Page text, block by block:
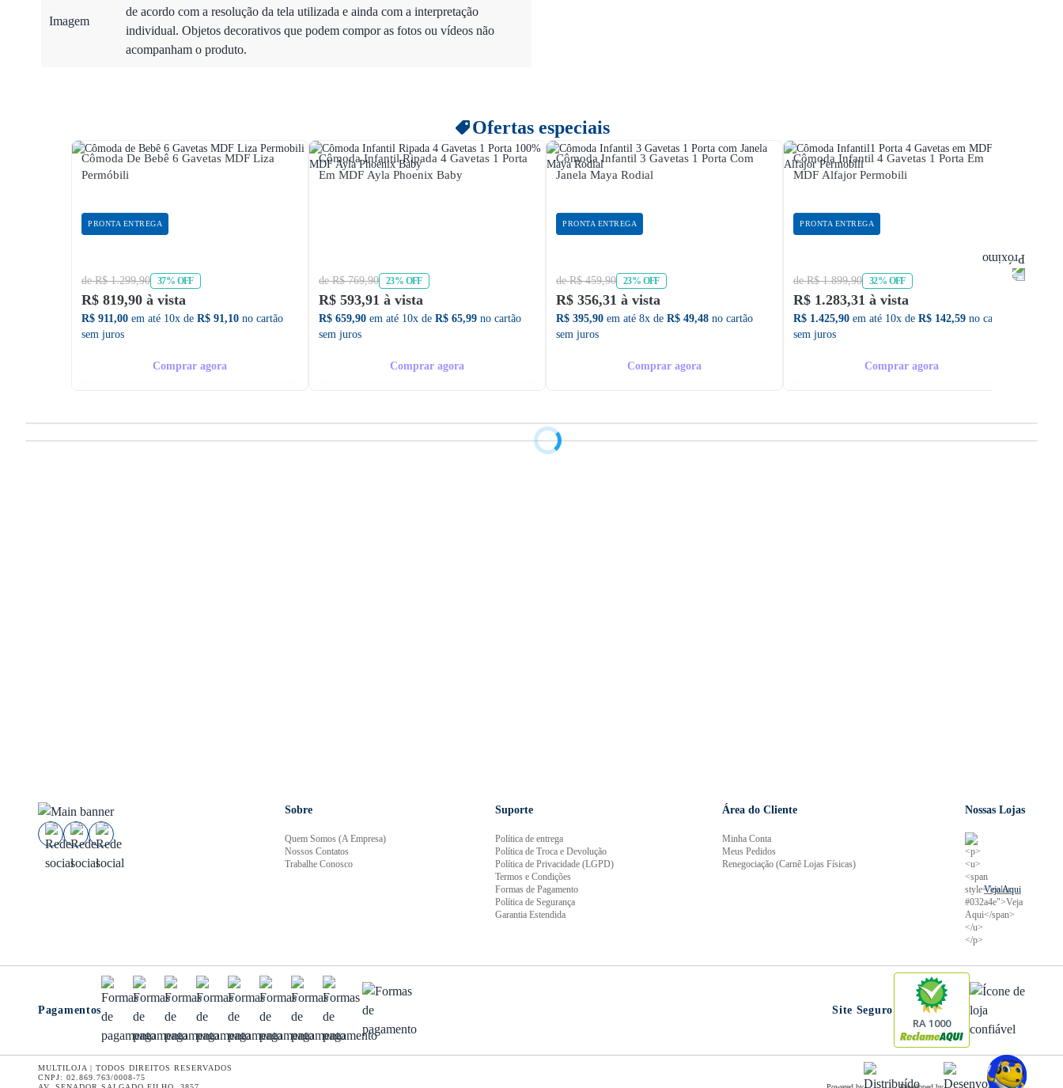
Imagem
de acordo com a resolução da tela utilizada e ainda com a interpretação
individual. Objetos decorativos que podem compor as fotos ou vídeos não
acompanham o produto.
Ofertas especiais
Cômoda De Bebê 6 Gavetas MDF Liza
Permóbili
PRONTA ENTREGA
de R$ 1.299,90 37% OFF
R$ 819,90 à vista
R$ 911,00 em até 10x de R$ 91,10 no cartão
sem juros
Comprar agora
Cômoda Infantil Ripada 4 Gavetas 1 Porta
Em MDF Ayla Phoenix Baby
de R$ 769,90 23% OFF
R$ 593,91 à vista
R$ 659,90 em até 10x de R$ 65,99 no cartão
sem juros
Comprar agora
Cômoda Infantil 3 Gavetas 1 Porta Com
Janela Maya Rodial
PRONTA ENTREGA
de R$ 459,90 23% OFF
R$ 356,31 à vista
R$ 395,90 em até 8x de R$ 49,48 no cartão
sem juros
Comprar agora
Cômoda Infantil 4 Gavetas 1 Porta Em
MDF Alfajor Permobili
PRONTA ENTREGA
de R$ 1.899,90 32% OFF
R$ 1.283,31 à vista
R$ 1.425,90 em até 10x de R$ 142,59 no cartão
sem juros
Comprar agora
Sobre
Quem Somos (A Empresa)
Nossos Contatos
Trabalhe Conosco
Suporte
Política de entrega
Política de Troca e Devolução
Política de Privacidade (LGPD)
Termos e Condições
Formas de Pagamento
Política de Segurança
Garantia Estendida
Área do Cliente
Minha Conta
Meus Pedidos
Renegociação (Carnê Lojas Físicas)
Nossas Lojas
Veja Aqui
Pagamentos Site Seguro
RA 1000
MULTILOJA | TODOS DIREITOS RESERVADOS
CNPJ: 02.869.763/0008-75